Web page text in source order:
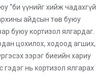
“би үүнийг хийж чадахгүй
айдсын төв буюу
буюу кортизол ялгардаг.
цохилох, ходоод агших,
зэрэг биеийн хариу
гэдэг нь кортизол ялгарах